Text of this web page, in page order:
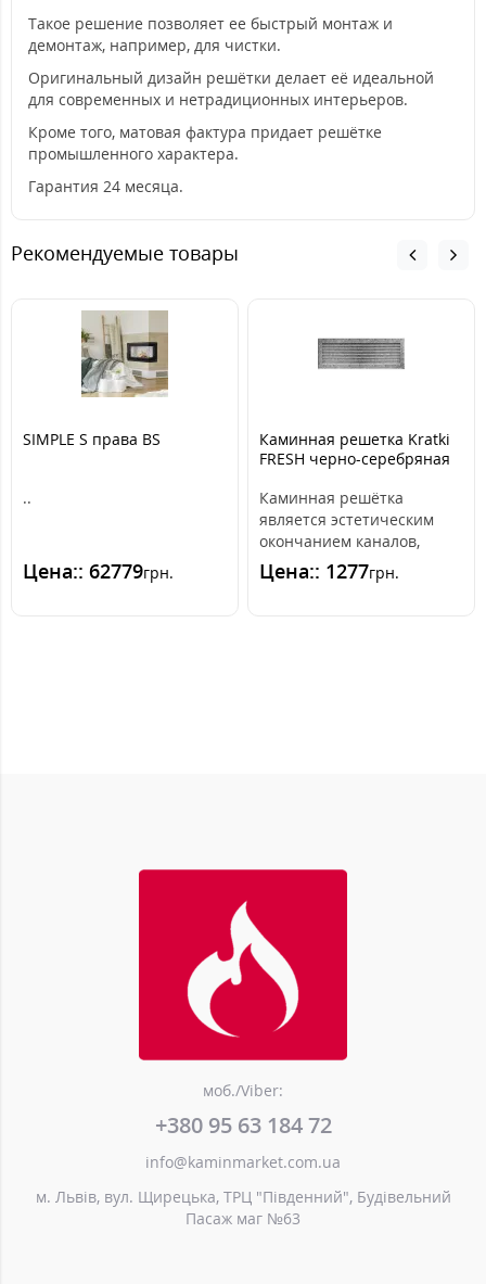
Такое решение позволяет ее быстрый монтаж и
демонтаж, например, для чистки.
Оригинальный дизайн решётки делает её идеальной
для современных и нетрадиционных интерьеров.
Кроме того, матовая фактура придает решётке
промышленного характера.
Гарантия 24 месяца.
Рекомендуемые товары
SIMPLE S права BS
..
Цена:: 62779грн.
Каминная решетка Kratki
FRESH черно-серебряная
Каминная решётка
является эстетическим
окончанием каналов,
распределяющих горячий
воздух из камина. ..
Цена:: 1277грн.
моб./Viber:
+380 95 63 184 72
info@kaminmarket.com.ua
м. Львів, вул. Щирецька, ТРЦ "Південний", Будівельний
Пасаж маг №63